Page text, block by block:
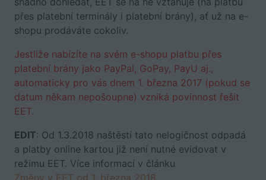
přes platební terminály i platební brány), ať už na e-
shopu prodáváte cokoliv.
Jestliže nabízíte na svém e-shopu platbu přes
platební brány jako PayPal, GoPay, PayU aj.,
automaticky pro vás dnem 1. března 2017 (pokud se
datum někam nepošoupne) vzniká povinnost řešit
EET.
EDIT: Od 1.3.2018 naštěstí tato nelogičnost odpadá
a platby online kartou již není nutné evidovat v
režimu EET. Více informací v článku
Změny v EET od 1. března 2018